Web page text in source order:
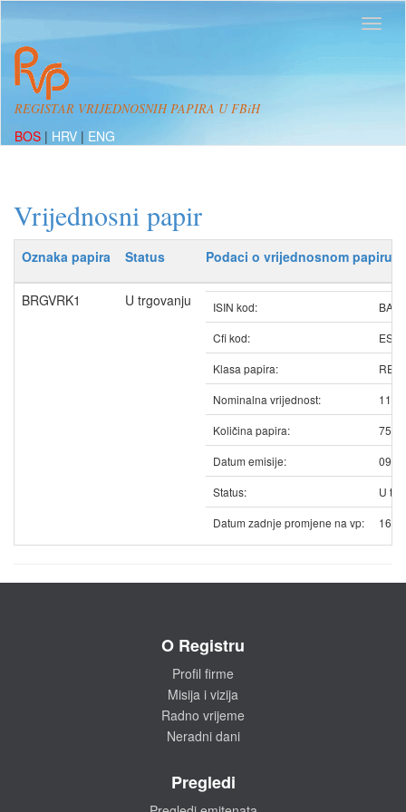
REGISTAR VRIJEDNOSNIH PAPIRA U FBiH
BOS | HRV | ENG
Vrijednosni papir
Oznaka papira Status Podaci o vrijednosnom papiru
BRGVRK1 U trgovanju ISIN kod:
Cfi kod:
Klasa papira:
Nominalna vrijednost:
11.80
Količina papira:
Datum emisije:
Status:
U
Datum zadnje promjene na vp:
O Registru
Profil firme
Misija i vizija
Radno vrijeme
Neradni dani
Pregledi